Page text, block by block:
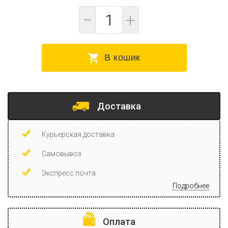
− +
В кошик
Доставка
Курьерская доставка
Самовывоз
Экспресс почта
Подробнее
Оплата